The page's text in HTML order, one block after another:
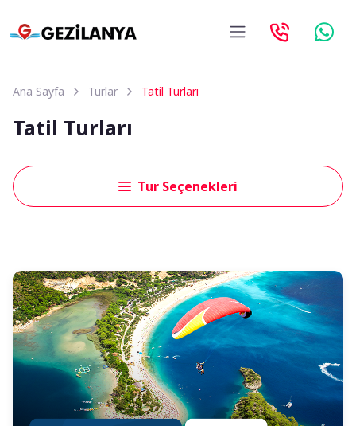
Ana Sayfa Turlar Tatil Turları
Tatil Turları
Tur Seçenekleri